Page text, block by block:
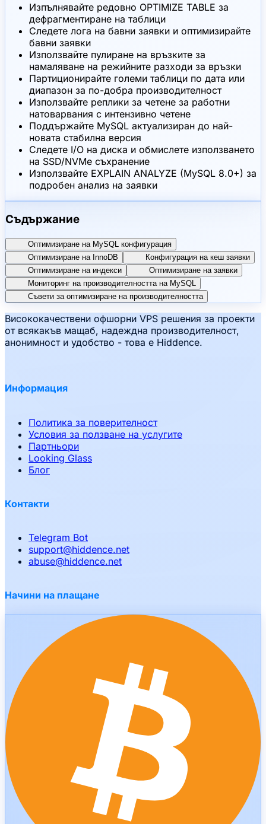
Изпълнявайте редовно OPTIMIZE TABLE за
дефрагментиране на таблици
Следете лога на бавни заявки и оптимизирайте
бавни заявки
Използвайте пулиране на връзките за
намаляване на режийните разходи за връзки
Партиционирайте големи таблици по дата или
диапазон за по-добра производителност
Използвайте реплики за четене за работни
натоварвания с интензивно четене
Поддържайте MySQL актуализиран до най-
новата стабилна версия
Следете I/O на диска и обмислете използването
на SSD/NVMe съхранение
Използвайте EXPLAIN ANALYZE (MySQL 8.0+) за
подробен анализ на заявки
Съдържание
Оптимизиране на MySQL конфигурация
Оптимизиране на InnoDB
Конфигурация на кеш заявки
Оптимизиране на индекси
Оптимизиране на заявки
Мониторинг на производителността на MySQL
Съвети за оптимизиране на производителността
Висококачествени офшорни VPS решения за проекти
от всякакъв мащаб, надеждна производителност,
анонимност и удобство - това е Hiddence.
Информация
Политика за поверителност
Условия за ползване на услугите
Партньори
Looking Glass
Блог
Контакти
Telegram Bot
support@hiddence.net
abuse@hiddence.net
Начини на плащане